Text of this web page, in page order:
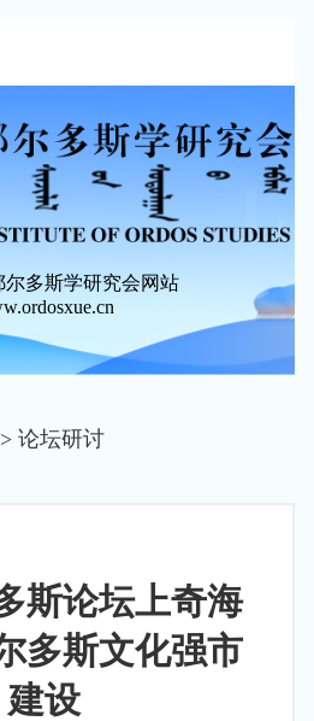
尔多斯学研究会网站
> 论坛研讨
斯论坛上奇海
多斯文化强市
建设